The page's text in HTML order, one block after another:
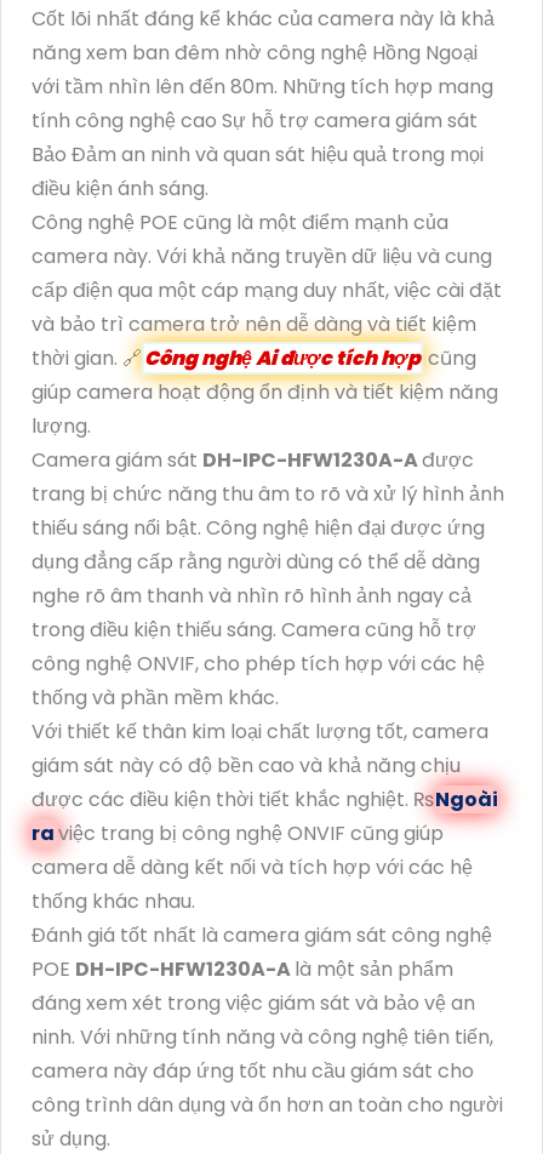
Cốt lõi nhất đáng kể khác của camera này là khả
năng xem ban đêm nhờ công nghệ Hồng Ngoại
với tầm nhìn lên đến 80m. Những tích hợp mang
tính công nghệ cao Sự hỗ trợ camera giám sát
Bảo Đảm an ninh và quan sát hiệu quả trong mọi
điều kiện ánh sáng.
Công nghệ POE cũng là một điểm mạnh của
camera này. Với khả năng truyền dữ liệu và cung
cấp điện qua một cáp mạng duy nhất, việc cài đặt
và bảo trì camera trở nên dễ dàng và tiết kiệm
thời gian. 🔗Công nghệ Ai được tích hợp cũng
giúp camera hoạt động ổn định và tiết kiệm năng
lượng.
Camera giám sát DH-IPC-HFW1230A-Ađược
trang bị chức năng thu âm to rõ và xử lý hình ảnh
thiếu sáng nổi bật. Công nghệ hiện đại được ứng
dụng đẳng cấp rằng người dùng có thể dễ dàng
nghe rõ âm thanh và nhìn rõ hình ảnh ngay cả
trong điều kiện thiếu sáng. Camera cũng hỗ trợ
công nghệ ONVIF, cho phép tích hợp với các hệ
thống và phần mềm khác.
Với thiết kế thân kim loại chất lượng tốt, camera
giám sát này có độ bền cao và khả năng chịu
được các điều kiện thời tiết khắc nghiệt. ₨Ngoài
raviệc trang bị công nghệ ONVIF cũng giúp
camera dễ dàng kết nối và tích hợp với các hệ
thống khác nhau.
Đánh giá tốt nhất là camera giám sát công nghệ
POE DH-IPC-HFW1230A-Alà một sản phẩm
đáng xem xét trong việc giám sát và bảo vệ an
ninh. Với những tính năng và công nghệ tiên tiến,
camera này đáp ứng tốt nhu cầu giám sát cho
công trình dân dụng và ổn hơn an toàn cho người
sử dụng.